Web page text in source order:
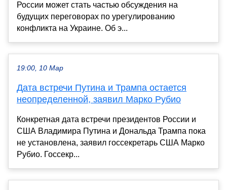
России может стать частью обсуждения на
будущих переговорах по урегулированию
конфликта на Украине. Об э...
19:00, 10 Мар
Дата встречи Путина и Трампа остается
неопределенной, заявил Марко Рубио
Конкретная дата встречи президентов России и
США Владимира Путина и Дональда Трампа пока
не установлена, заявил госсекретарь США Марко
Рубио. Госсекр...